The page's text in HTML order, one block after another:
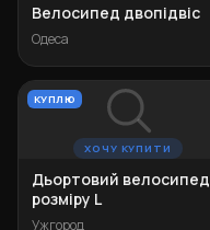
Велосипед двопідвіс
Одеса
ХОЧУ КУПИТИ
КУПЛЮ
Дьортовий велосипед
розміру L
Ужгород